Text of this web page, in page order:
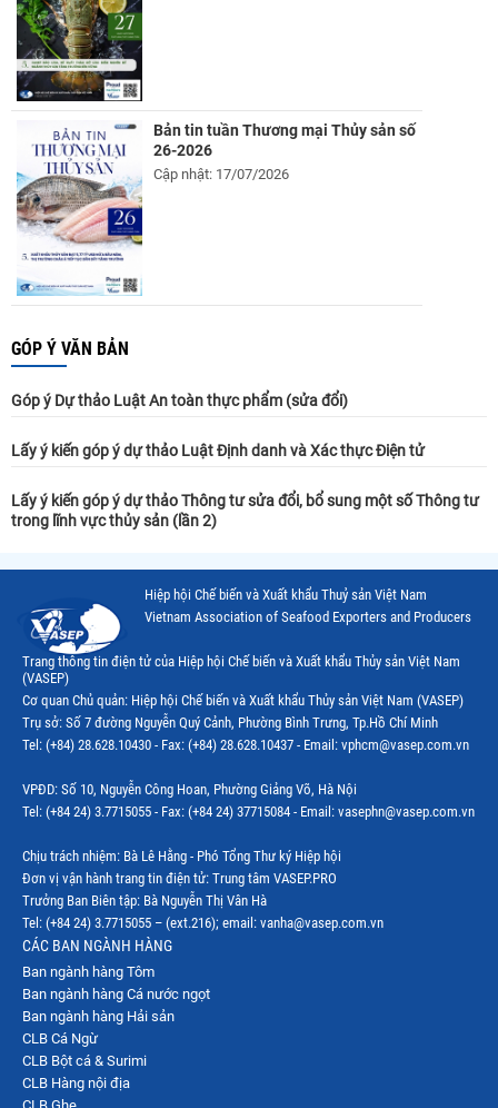
Bản tin tuần Thương mại Thủy sản số
26-2026
Cập nhật: 17/07/2026
GÓP Ý VĂN BẢN
Góp ý Dự thảo Luật An toàn thực phẩm (sửa đổi)
Lấy ý kiến góp ý dự thảo Luật Định danh và Xác thực Điện tử
Lấy ý kiến góp ý dự thảo Thông tư sửa đổi, bổ sung một số Thông tư
trong lĩnh vực thủy sản (lần 2)
Hiệp hội Chế biến và Xuất khẩu Thuỷ sản Việt Nam
Vietnam Association of Seafood Exporters and Producers
Trang thông tin điện tử của Hiệp hội Chế biến và Xuất khẩu Thủy sản Việt Nam
(VASEP)
Cơ quan Chủ quản: Hiệp hội Chế biến và Xuất khẩu Thủy sản Việt Nam (VASEP)
Trụ sở: Số 7 đường Nguyễn Quý Cảnh, Phường Bình Trưng, Tp.Hồ Chí Minh
Tel: (+84) 28.628.10430 - Fax: (+84) 28.628.10437 - Email: vphcm@vasep.com.vn
VPĐD: Số 10, Nguyễn Công Hoan, Phường Giảng Võ, Hà Nội
Tel: (+84 24) 3.7715055 - Fax: (+84 24) 37715084 - Email: vasephn@vasep.com.vn
Chịu trách nhiệm: Bà Lê Hằng - Phó Tổng Thư ký Hiệp hội
Đơn vị vận hành trang tin điện tử: Trung tâm VASEP.PRO
Trưởng Ban Biên tập: Bà Nguyễn Thị Vân Hà
Tel: (+84 24) 3.7715055 – (ext.216); email: vanha@vasep.com.vn
CÁC BAN NGÀNH HÀNG
Ban ngành hàng Tôm
Ban ngành hàng Cá nước ngọt
Ban ngành hàng Hải sản
CLB Cá Ngừ
CLB Bột cá & Surimi
CLB Hàng nội địa